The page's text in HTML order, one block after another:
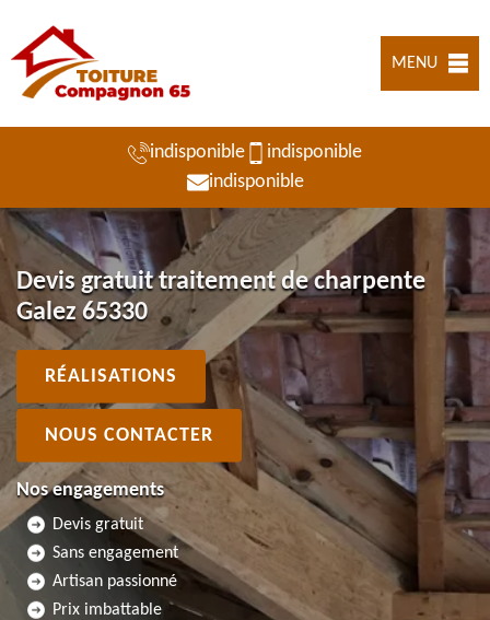
MENU
indisponible
indisponible
indisponible
Devis gratuit traitement de charpente
Galez 65330
RÉALISATIONS
NOUS CONTACTER
Nos engagements
Devis gratuit
Sans engagement
Artisan passionné
Prix imbattable